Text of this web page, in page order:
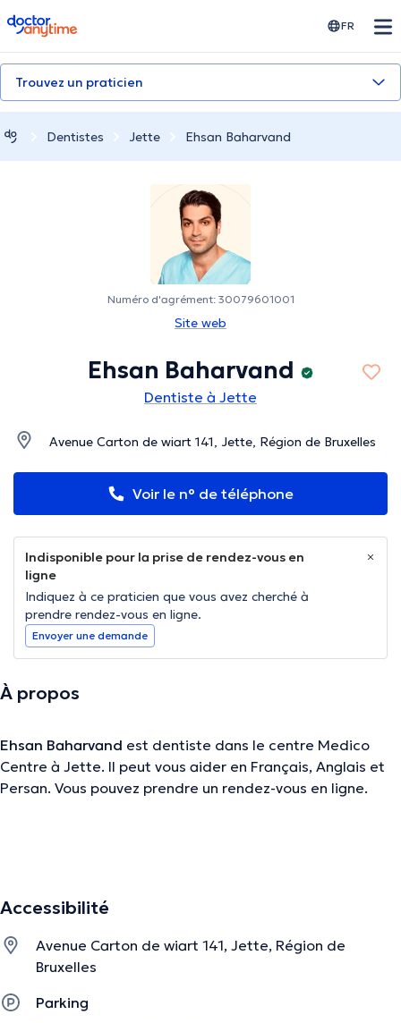
doctoranytime FR
Trouvez un praticien
Dentistes Jette Ehsan Baharvand
Numéro d'agrément: 30079601001
Site web
Ehsan Baharvand
Dentiste à Jette
Avenue Carton de wiart 141, Jette, Région de Bruxelles
Voir le n° de téléphone
Indisponible pour la prise de rendez-vous en
ligne
Indiquez à ce praticien que vous avez cherché à
prendre rendez-vous en ligne.
Envoyer une demande
À propos
Ehsan Baharvand est dentiste dans le centre Medico
Centre à Jette. Il peut vous aider en Français, Anglais et
Persan. Vous pouvez prendre un rendez-vous en ligne.
Accessibilité
Avenue Carton de wiart 141, Jette, Région de
Bruxelles
Parking